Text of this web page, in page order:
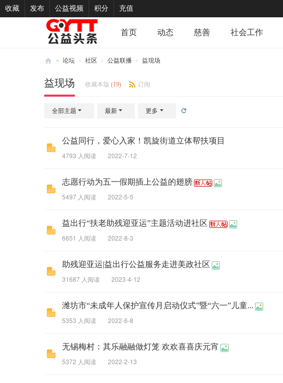
收藏 发布 公益视频 积分 充值
首页 动态 慈善 社会工作
闻
» 论坛 › 社区 › 公益联播 › 益现场
益现场 收藏本版 (19) 订阅
全部主题 最新 更多
公益同行，爱心入家！凯旋街道立体帮扶项目
4793 人阅读
2022-7-12
志愿行动为五一假期插上公益的翅膀
5497 人阅读
2022-5-5
益出行“扶老助残迎亚运”主题活动进社区
6651 人阅读
2022-8-3
助残迎亚运|益出行公益服务走进美政社区
31687 人阅读
2023-4-12
潍坊市“未成年人保护宣传月启动仪式”暨“六一”儿童...
5353 人阅读
2022-6-8
无锡梅村：其乐融融做灯笼 欢欢喜喜庆元宵
5372 人阅读
2022-2-13